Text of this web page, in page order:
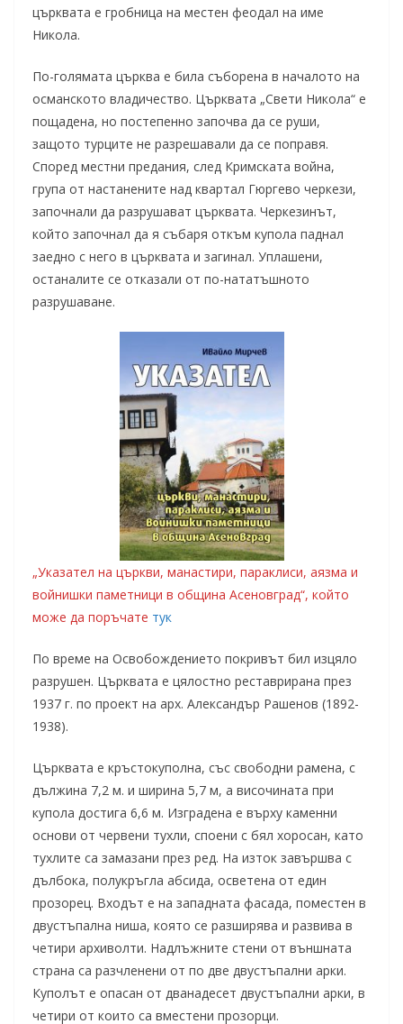
църквата е гробница на местен феодал на име
Никола.
По-голямата църква е била съборена в началото на
османското владичество. Църквата „Свети Никола“ е
пощадена, но постепенно започва да се руши,
защото турците не разрешавали да се поправя.
Според местни предания, след Кримската война,
група от настанените над квартал Гюргево черкези,
започнали да разрушават църквата. Черкезинът,
който започнал да я събаря откъм купола паднал
заедно с него в църквата и загинал. Уплашени,
останалите се отказали от по-нататъшното
разрушаване.
„Указател на църкви, манастири, параклиси, аязма и
войнишки паметници в община Асеновград“, който
може да поръчате тук
По време на Освобождението покривът бил изцяло
разрушен. Църквата е цялостно реставрирана през
1937 г. по проект на арх. Александър Рашенов (1892-
1938).
Църквата е кръстокуполна, със свободни рамена, с
дължина 7,2 м. и ширина 5,7 м, а височината при
купола достига 6,6 м. Изградена е върху каменни
основи от червени тухли, споени с бял хоросан, като
тухлите са замазани през ред. На изток завършва с
дълбока, полукръгла абсида, осветена от един
прозорец. Входът е на западната фасада, поместен в
двустъпална ниша, която се разширява и развива в
четири архиволти. Надлъжните стени от външната
страна са разчленени от по две двустъпални арки.
Куполът е опасан от дванадесет двустъпални арки, в
четири от които са вместени прозорци.